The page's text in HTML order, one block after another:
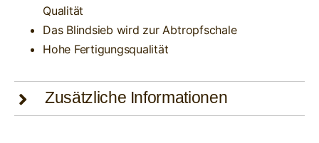
Qualität
Das Blindsieb wird zur Abtropfschale
Hohe Fertigungsqualität
Zusätzliche Informationen